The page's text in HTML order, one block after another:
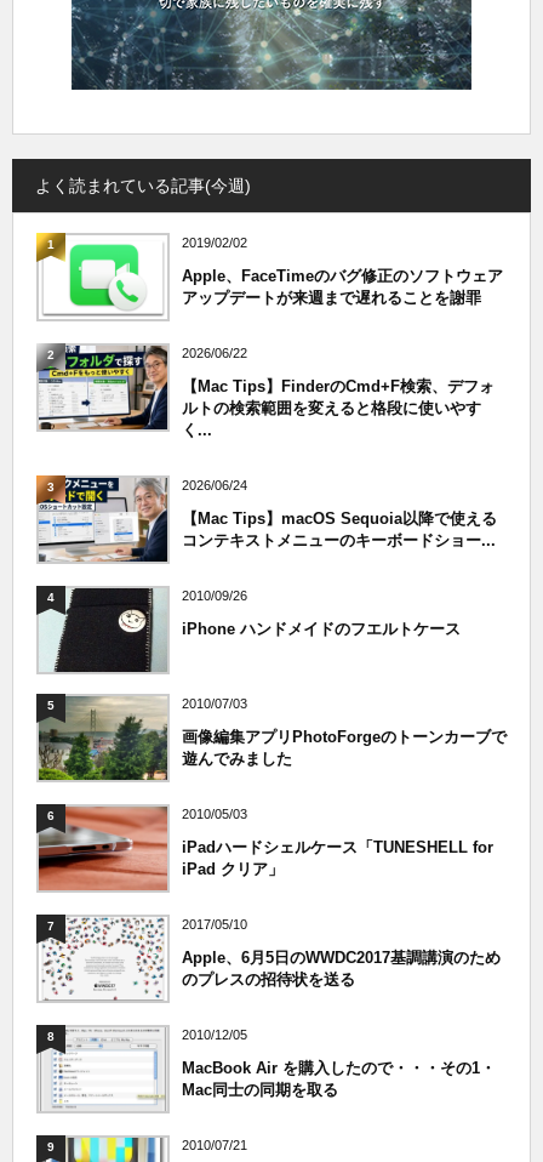
よく読まれている記事(今週)
1 2019/02/02
Apple、FaceTimeのバグ修正のソフトウェア
アップデートが来週まで遅れることを謝罪
2 2026/06/22
【Mac Tips】FinderのCmd+F検索、デフォ
ルトの検索範囲を変えると格段に使いやす
く...
3 2026/06/24
【Mac Tips】macOS Sequoia以降で使える
コンテキストメニューのキーボードショー...
4 2010/09/26
iPhone ハンドメイドのフエルトケース
5 2010/07/03
画像編集アプリPhotoForgeのトーンカーブで
遊んでみました
6 2010/05/03
iPadハードシェルケース「TUNESHELL for
iPad クリア」
7 2017/05/10
Apple、6月5日のWWDC2017基調講演のため
のプレスの招待状を送る
8 2010/12/05
MacBook Air を購入したので・・・その1・
Mac同士の同期を取る
9 2010/07/21